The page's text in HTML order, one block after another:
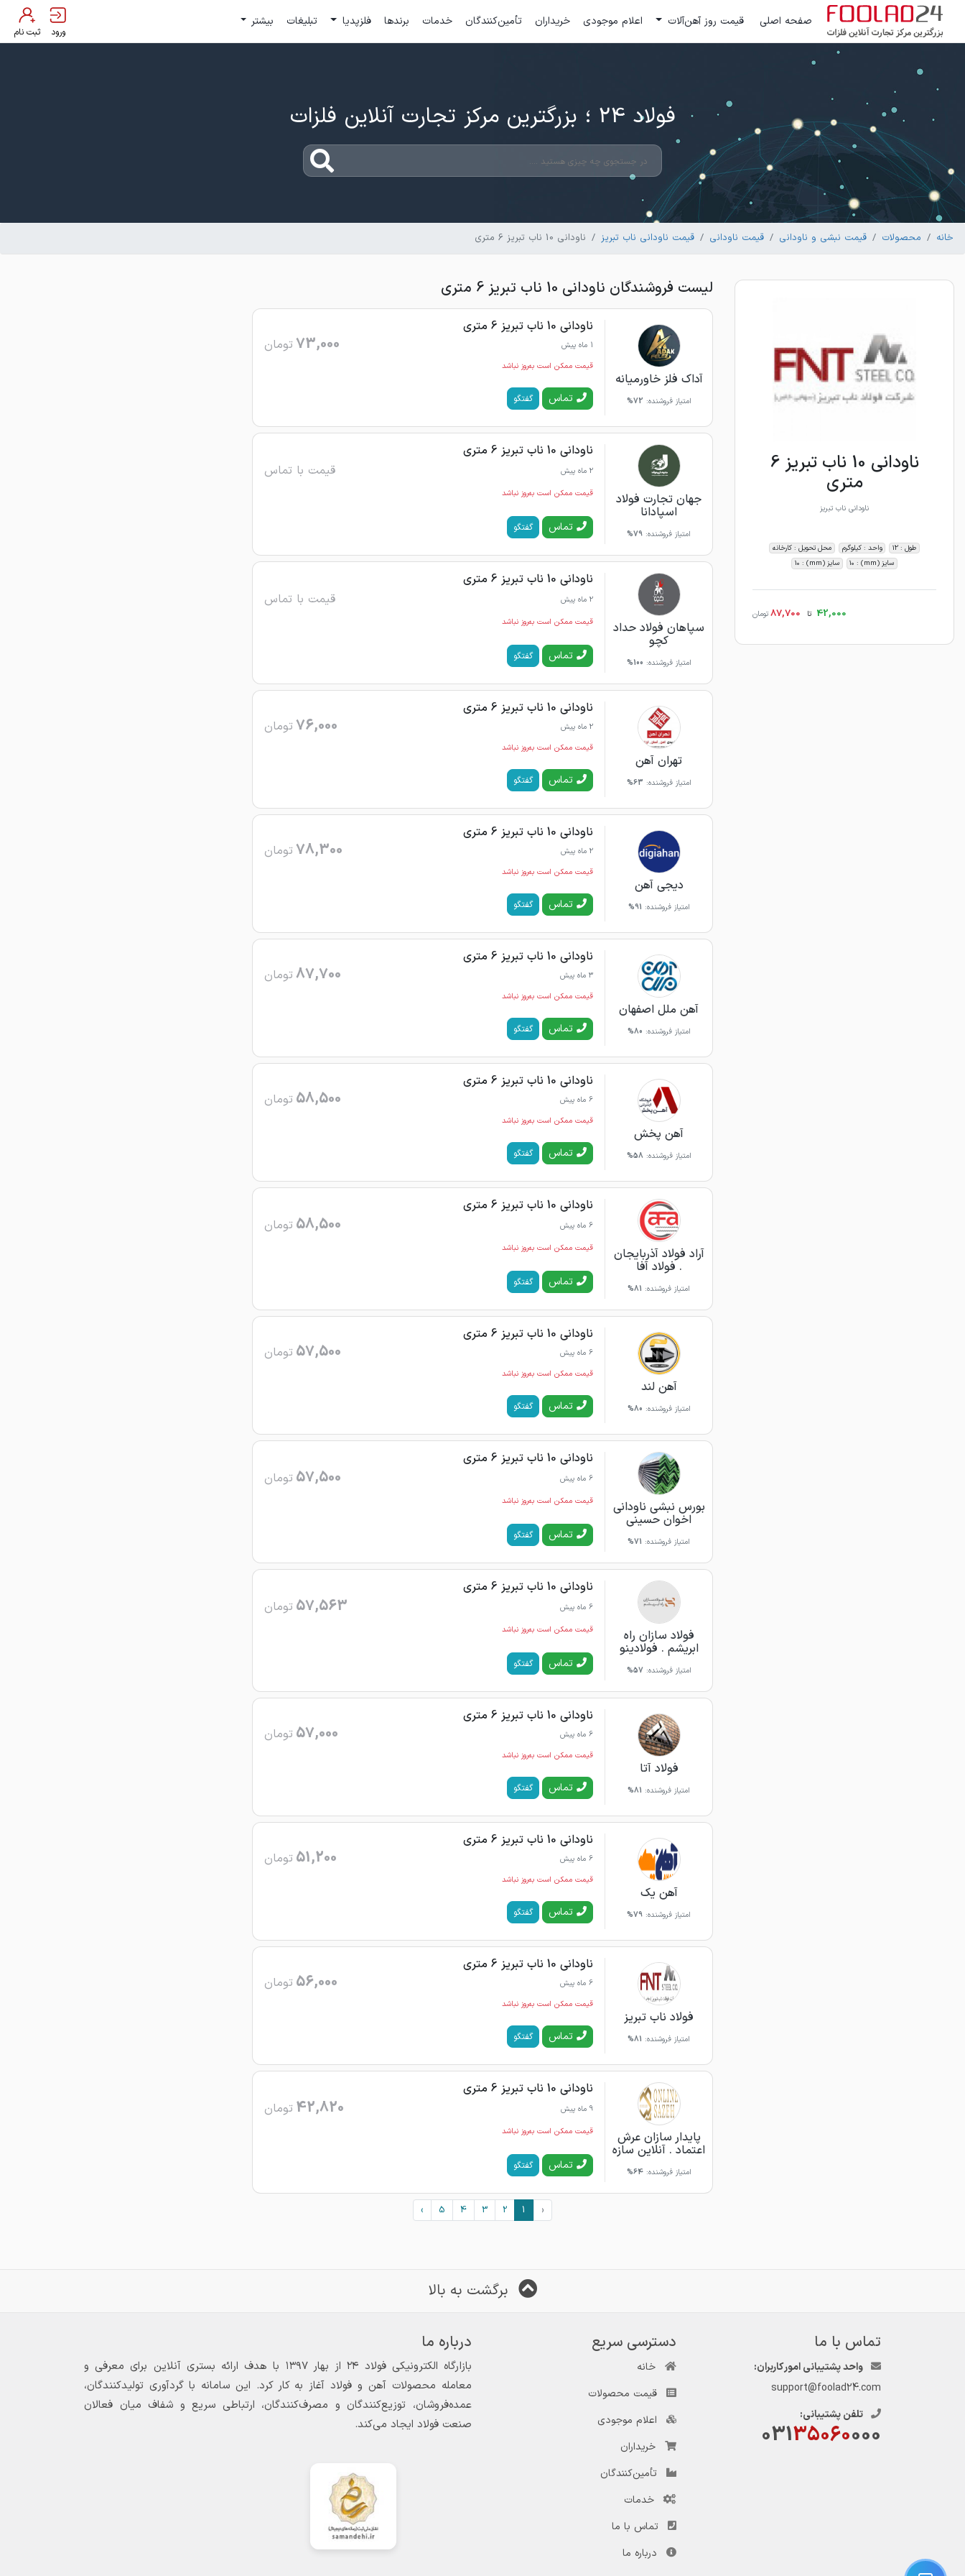
صفحه اصلی قیمت روز آهن‌آلات اعلام موجودی خریداران تأمین‌کنندگان خدمات برندها فلزپدیا تبلیغات بیشتر
ورود ثبت نام
فولاد 24 ؛ بزرگترین مرکز تجارت آنلاین فلزات
خانه محصولات قیمت نبشی و ناودانی قیمت ناودانی قیمت ناودانی ناب تبریز ناودانی 10 ناب تبریز 6 متری
ناودانی 10 ناب تبریز 6
متری
ناودانی ناب تبریز
طول : 12 واحد : کیلوگرم
محل تحویل : کارخانه
سایز (mm) : 10
سایز (mm) : 10
42,000 تا 87,700 تومان
لیست فروشندگان ناودانی 10 ناب تبریز 6 متری
آداک فلز خاورمیانه
امتیاز فروشنده: 72%
ناودانی 10 ناب تبریز 6 متری
1 ماه پیش 73,000 تومان
قیمت ممکن است به‌روز نباشد
تماس گفتگو
جهان تجارت فولاد
اسپادانا
امتیاز فروشنده: 79%
ناودانی 10 ناب تبریز 6 متری
2 ماه پیش قیمت با تماس
قیمت ممکن است به‌روز نباشد
تماس گفتگو
سپاهان فولاد حداد
کچو
امتیاز فروشنده: 100%
ناودانی 10 ناب تبریز 6 متری
2 ماه پیش قیمت با تماس
قیمت ممکن است به‌روز نباشد
تماس گفتگو
تهران آهن
امتیاز فروشنده: 63%
ناودانی 10 ناب تبریز 6 متری
2 ماه پیش 76,000 تومان
قیمت ممکن است به‌روز نباشد
تماس گفتگو
دیجی آهن
امتیاز فروشنده: 91%
ناودانی 10 ناب تبریز 6 متری
2 ماه پیش 78,300 تومان
قیمت ممکن است به‌روز نباشد
تماس گفتگو
آهن ملل اصفهان
امتیاز فروشنده: 80%
ناودانی 10 ناب تبریز 6 متری
3 ماه پیش 87,700 تومان
قیمت ممکن است به‌روز نباشد
تماس گفتگو
آهن پخش
امتیاز فروشنده: 58%
ناودانی 10 ناب تبریز 6 متری
6 ماه پیش 58,500 تومان
قیمت ممکن است به‌روز نباشد
تماس گفتگو
آراد فولاد آذربایجان
. فولاد آفا
امتیاز فروشنده: 81%
ناودانی 10 ناب تبریز 6 متری
6 ماه پیش 58,500 تومان
قیمت ممکن است به‌روز نباشد
تماس گفتگو
آهن لند
امتیاز فروشنده: 80%
ناودانی 10 ناب تبریز 6 متری
6 ماه پیش 57,500 تومان
قیمت ممکن است به‌روز نباشد
تماس گفتگو
بورس نبشی ناودانی
اخوان حسینی
امتیاز فروشنده: 71%
ناودانی 10 ناب تبریز 6 متری
6 ماه پیش 57,500 تومان
قیمت ممکن است به‌روز نباشد
تماس گفتگو
فولاد سازان راه
ابریشم . فولادینو
امتیاز فروشنده: 57%
ناودانی 10 ناب تبریز 6 متری
6 ماه پیش 57,563 تومان
قیمت ممکن است به‌روز نباشد
تماس گفتگو
فولاد آتا
امتیاز فروشنده: 81%
ناودانی 10 ناب تبریز 6 متری
6 ماه پیش 57,000 تومان
قیمت ممکن است به‌روز نباشد
تماس گفتگو
آهن یک
امتیاز فروشنده: 79%
ناودانی 10 ناب تبریز 6 متری
6 ماه پیش 51,200 تومان
قیمت ممکن است به‌روز نباشد
تماس گفتگو
فولاد ناب تبریز
امتیاز فروشنده: 81%
ناودانی 10 ناب تبریز 6 متری
6 ماه پیش 56,000 تومان
قیمت ممکن است به‌روز نباشد
تماس گفتگو
پایدار سازان عرش
اعتماد . آنلاین سازه
امتیاز فروشنده:64%
ناودانی 10 ناب تبریز 6 متری
9 ماه پیش 42,820 تومان
قیمت ممکن است به‌روز نباشد
تماس گفتگو
‹
1
2
3
4
5
›
برگشت به بالا
تماس با ما
واحد پشتیبانی امور کاربران:
support@foolad24.com
تلفن پشتیبانی:
03135060000
دسترسی سریع
خانه
قیمت محصولات
اعلام موجودی
خریداران
تأمین‌کنندگان
خدمات
تماس با ما
درباره ما
درباره ما
بازارگاه الکترونیکی فولاد ۲۴ از بهار ۱۳۹۷ با هدف ارائه بستری آنلاین برای معرفی و
معامله محصولات آهن و فولاد آغاز به کار کرد. این سامانه با گردآوری تولیدکنندگان،
عمده‌فروشان، توزیع‌کنندگان و مصرف‌کنندگان، ارتباطی سریع و شفاف میان فعالان
صنعت فولاد ایجاد می‌کند.